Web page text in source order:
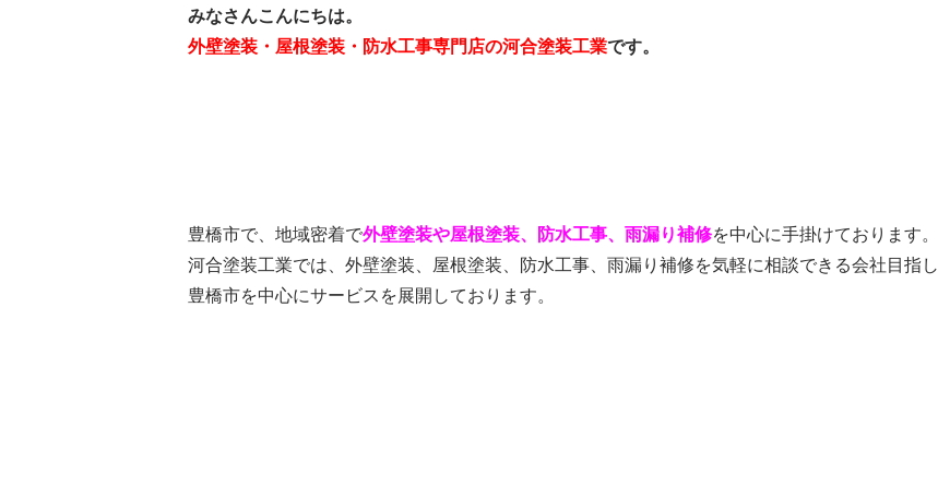
みなさんこんにちは。
外壁塗装・屋根塗装・防水工事専門店の河合塗装工業です。
豊橋市で、地域密着で外壁塗装や屋根塗装、防水工事、雨漏り補修を中心に手掛けております。
河合塗装工業では、外壁塗装、屋根塗装、防水工事、雨漏り補修を気軽に相談できる会社目指し
豊橋市を中心にサービスを展開しております。